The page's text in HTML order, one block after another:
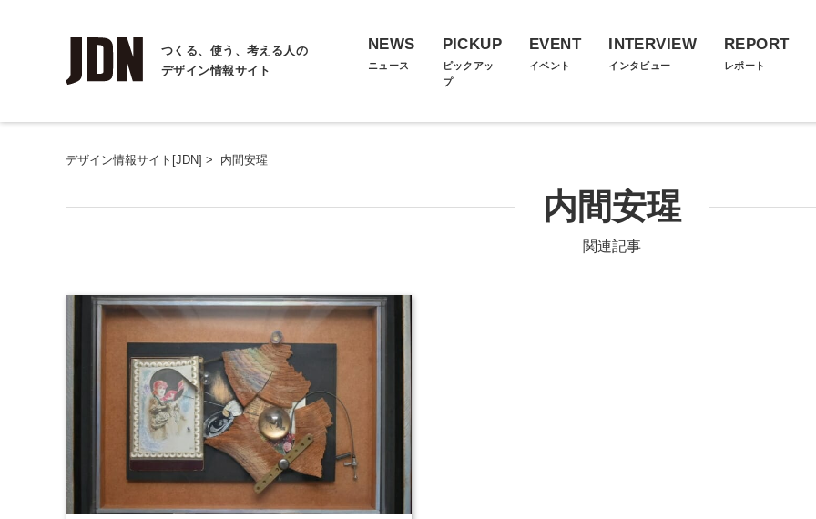
つくる、使う、考える人の
デザイン情報サイト
NEWS
ニュース
PICKUP
ピックアッ
プ
EVENT
イベント
INTERVIEW
インタビュー
REPORT
レポート
デザイン情報サイト[JDN] > 内間安瑆
内間安瑆
関連記事